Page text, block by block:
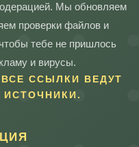
Мы обновляем
проверки файлов и
тебе не пришлось
и вирусы.
ССЫЛКИ ВЕДУТ